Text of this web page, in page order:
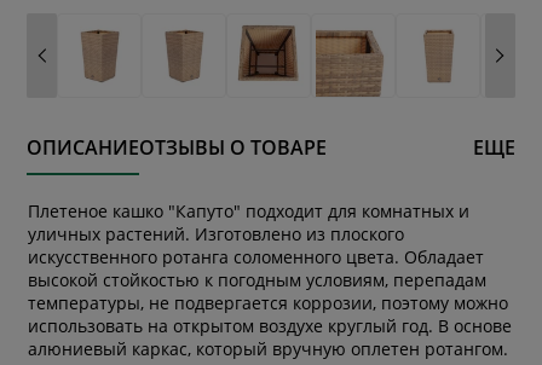
ОПИСАНИЕОТЗЫВЫ О ТОВАРЕ ЕЩЕ
Плетеное кашко "Капуто" подходит для комнатных и
уличных растений. Изготовлено из плоского
искусственного ротанга соломенного цвета. Обладает
высокой стойкостью к погодным условиям, перепадам
температуры, не подвергается коррозии, поэтому можно
использовать на открытом воздухе круглый год. В основе
алюниевый каркас, который вручную оплетен ротангом.
* обязательное поле